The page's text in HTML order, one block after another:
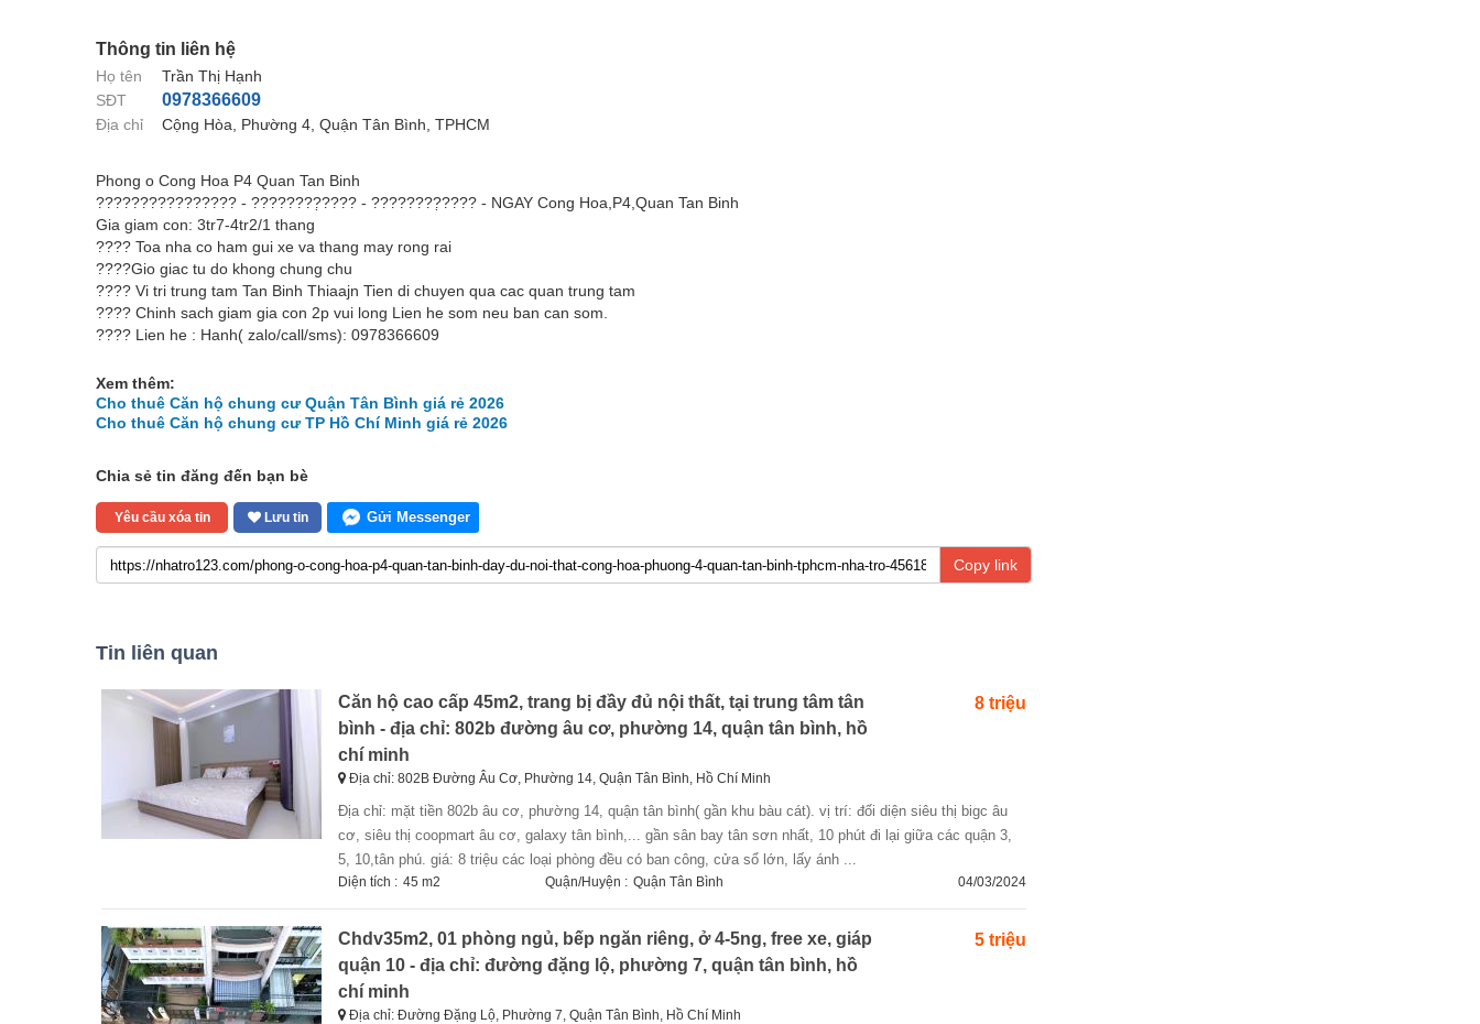
Thông tin liên hệ
Họ tên
Trần Thị Hạnh
SĐT
0978366609
Địa chỉ Cộng Hòa, Phường 4, Quận Tân Bình, TPHCM
Phong o Cong Hoa P4 Quan Tan Binh
???????????????? - ????????̣???? - ????????̣???? - NGAY Cong Hoa,P4,Quan Tan Binh
Gia giam con: 3tr7-4tr2/1 thang
???? Toa nha co ham gui xe va thang may rong rai
????Gio giac tu do khong chung chu
???? Vi tri trung tam Tan Binh Thiaajn Tien di chuyen qua cac quan trung tam
???? Chinh sach giam gia con 2p vui long Lien he som neu ban can som.
???? Lien he : Hanh( zalo/call/sms): 0978366609
Xem thêm:
Cho thuê Căn hộ chung cư Quận Tân Bình giá rẻ 2026
Cho thuê Căn hộ chung cư TP Hồ Chí Minh giá rẻ 2026
Chia sẻ tin đăng đến bạn bè
Yêu cầu xóa tin Lưu tin Gửi Messenger
Copy link
Tin liên quan
8 triệu
Căn hộ cao cấp 45m2, trang bị đầy đủ nội thất, tại trung tâm tân
bình - địa chỉ: 802b đường âu cơ, phường 14, quận tân bình, hồ
chí minh
Địa chỉ: 802B Đường Âu Cơ, Phường 14, Quận Tân Bình, Hồ Chí Minh
địa chỉ: mặt tiền 802b âu cơ, phường 14, quận tân bình( gần khu bàu cát). vị trí: đối diện siêu thị bigc âu
cơ, siêu thị coopmart âu cơ, galaxy tân bình,... gần sân bay tân sơn nhất, 10 phút đi lại giữa các quận 3,
5, 10,tân phú. giá: 8 triệu các loại phòng đều có ban công, cửa sổ lớn, lấy ánh ...
Diện tích : 45 m2 Quận/Huyện : Quận Tân Bình 04/03/2024
5 triệu
Chdv35m2, 01 phòng ngủ, bếp ngăn riêng, ở 4-5ng, free xe, giáp
quận 10 - địa chỉ: đường đặng lộ, phường 7, quận tân bình, hồ
chí minh
Địa chỉ: Đường Đặng Lộ, Phường 7, Quận Tân Bình, Hồ Chí Minh